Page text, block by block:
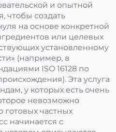
и опытной
чтобы создать
на основе конкретной
или целевых
установленному
(например, в
ISO 16128 по
Эта услуга
у которых есть очень
невозможно
частных
начинается с